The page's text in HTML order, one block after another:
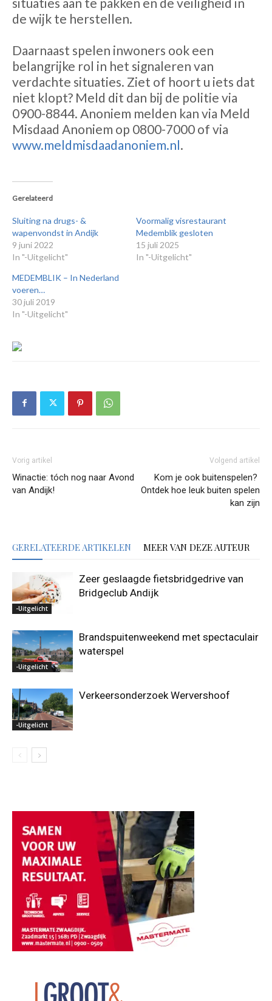
de wijk te herstellen.
Daarnaast spelen inwoners ook een
belangrijke rol in het signaleren van
verdachte situaties. Ziet of hoort u iets dat
niet klopt? Meld dit dan bij de politie via
0900-8844. Anoniem melden kan via Meld
Misdaad Anoniem op 0800-7000 of via
www.meldmisdaadanoniem.nl.
Gerelateerd
Sluiting na drugs- &
wapenvondst in Andijk
9 juni 2022
In "-Uitgelicht"
Voormalig visrestaurant
Medemblik gesloten
15 juli 2025
In "-Uitgelicht"
MEDEMBLIK – In Nederland
voeren…
30 juli 2019
In "-Uitgelicht"
Vorig artikel
Winactie: tóch nog naar Avond
van Andijk!
Volgend artikel
Kom je ook buitenspelen?
Ontdek hoe leuk buiten spelen
kan zijn
GERELATEERDE ARTIKELEN MEER VAN DEZE AUTEUR
-Uitgelicht
Zeer geslaagde fietsbridgedrive van
Bridgeclub Andijk
-Uitgelicht
Brandspuitenweekend met spectaculair
waterspel
-Uitgelicht
Verkeersonderzoek Wervershoof